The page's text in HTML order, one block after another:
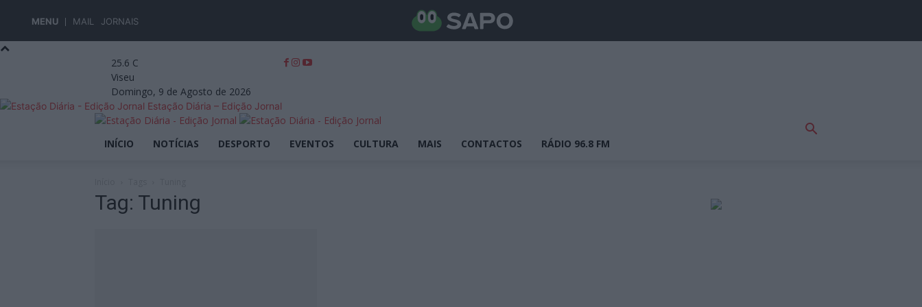
MENU MAIL JORNAIS
25.6 C
Viseu
Domingo, 9 de Agosto de 2026
Estação Diária – Edição Jornal
INÍCIO NOTÍCIAS DESPORTO EVENTOS CULTURA MAIS CONTACTOS RÁDIO 96.8 FM
Tag: Tuning